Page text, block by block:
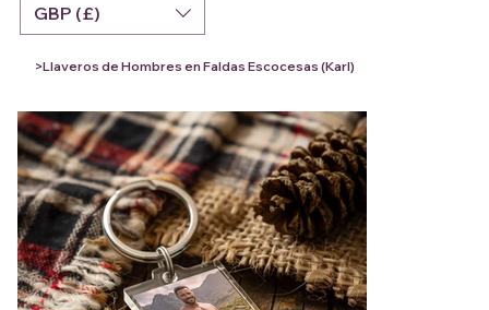
GBP (£)
>Llaveros de Hombres en Faldas Escocesas (Karl)